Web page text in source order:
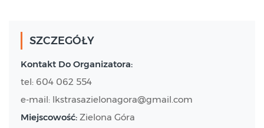
SZCZEGÓŁY
Kontakt Do Organizatora:
tel: 604 062 554
e-mail: lkstrasazielonagora@gmail.com
Miejscowość: Zielona Góra